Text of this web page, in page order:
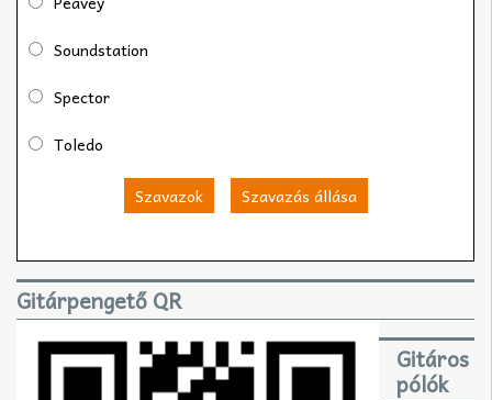
Soundstation
Spector
Toledo
Szavazok Szavazás állása
Gitárpengető QR
Gitáros
pólók